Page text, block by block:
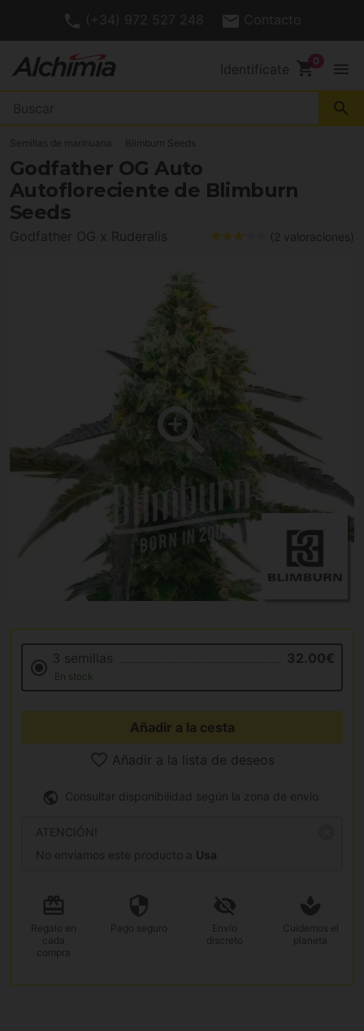
(+34) 972 527 248 Contacto
Identifícate shopping_cart menu
search
Semillas de marihuana Blimburn Seeds
Godfather OG Auto
Autofloreciente de Blimburn
Seeds
Godfather OG x Ruderalis (2 valoraciones)
3 semillas 32.00€
En stock
Añadir a la cesta
Añadir a la lista de deseos
Consultar disponibilidad según la zona de envío.
ATENCIÓN!
No enviamos este producto a Usa
Regalo en
cada
compra
Pago seguro
Envío
discreto
Cuidemos el
planeta